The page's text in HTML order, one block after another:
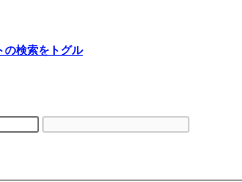
の検索をトグル